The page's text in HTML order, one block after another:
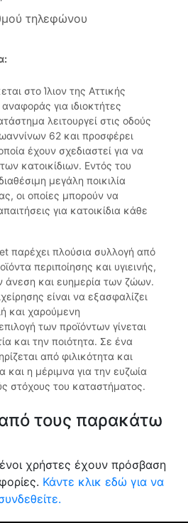
τηλεφώνου
στο Ίλιον της Αττικής
για ιδιοκτήτες
λειτουργεί στις οδούς
62 και προσφέρει
έχουν σχεδιαστεί για να
κατοικίδιων. Εντός του
μεγάλη ποικιλία
οι οποίες μπορούν να
για κατοικίδια κάθε
παρέχει πλούσια συλλογή από
περιποίησης και υγιεινής,
άνεση και ευημερία των ζώων.
είναι να εξασφαλίζει
και χαρούμενη
των προϊόντων γίνεται
και την ποιότητα. Σε ένα
από φιλικότητα και
και η μέριμνα για την ευζωία
στόχους του καταστήματος.
τους παρακάτω
χρήστες έχουν πρόσβαση
Κάντε κλικ εδώ για να